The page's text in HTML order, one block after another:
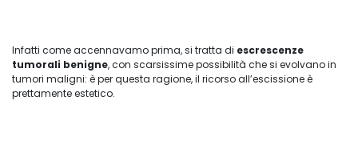
Infatti come accennavamo prima, si tratta di escrescenze
tumorali benigne, con scarsissime possibilità che si evolvano in
tumori maligni: è per questa ragione, il ricorso all’escissione è
prettamente estetico.